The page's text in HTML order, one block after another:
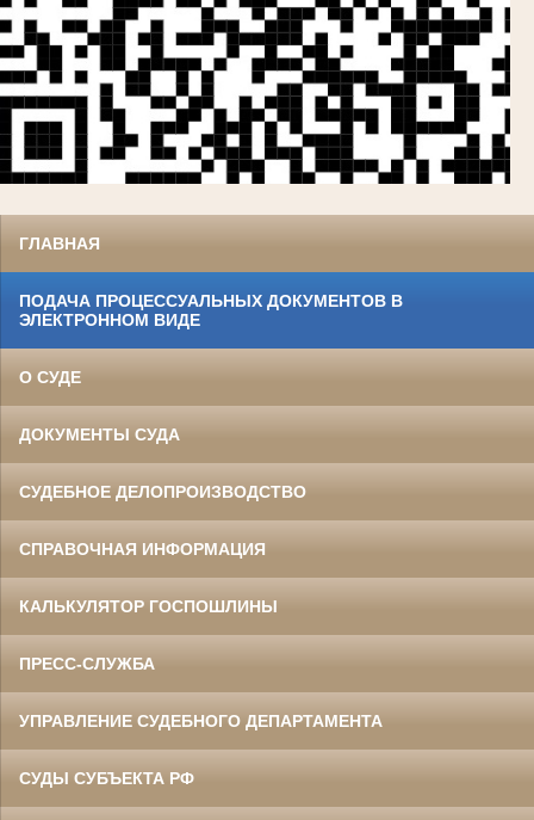
ГЛАВНАЯ
ПОДАЧА ПРОЦЕССУАЛЬНЫХ ДОКУМЕНТОВ В
ЭЛЕКТРОННОМ ВИДЕ
О СУДЕ
ДОКУМЕНТЫ СУДА
СУДЕБНОЕ ДЕЛОПРОИЗВОДСТВО
СПРАВОЧНАЯ ИНФОРМАЦИЯ
КАЛЬКУЛЯТОР ГОСПОШЛИНЫ
ПРЕСС-СЛУЖБА
УПРАВЛЕНИЕ СУДЕБНОГО ДЕПАРТАМЕНТА
СУДЫ СУБЪЕКТА РФ